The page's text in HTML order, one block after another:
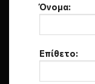
Όνομα:
Επίθετο: